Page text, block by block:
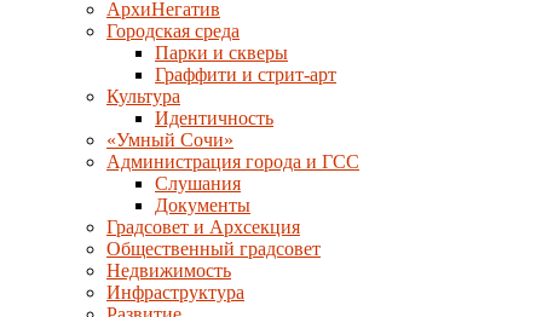
АрхиНегатив
Городская среда
Парки и скверы
Граффити и стрит-арт
Культура
Идентичность
«Умный Сочи»
Администрация города и ГСС
Слушания
Документы
Градсовет и Архсекция
Общественный градсовет
Недвижимость
Инфраструктура